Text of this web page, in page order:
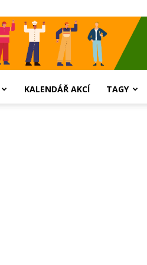
KALENDÁŘ AKCÍ TAGY